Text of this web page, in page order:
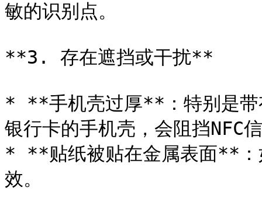
敏的识别点。
**3. 存在遮挡或干扰**
* **手机壳过厚**：特别是带
银行卡的手机壳，会阻挡NFC
* **贴纸被贴在金属表面**：
效。